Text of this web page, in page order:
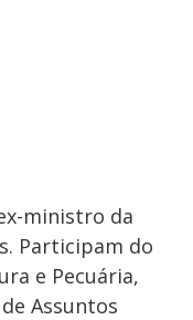
ministro da
Participam do
e Pecuária,
Assuntos